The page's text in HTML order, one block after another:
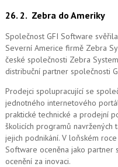
26. 2. Zebra do Ameriky
Společnost GFI Software
Severní Americe firmě Zebra
české společnosti Zebra
distribuční partner společnosti
Prodejci spolupracující se
jednotného internetového
praktické technické a prodejní
školicích programů
jejich podnikání. V loňském
Software oceněna jako partner
ocenění za inovaci.